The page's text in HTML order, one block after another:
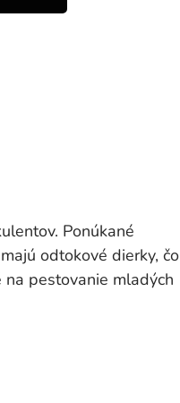
Ponúkané
odtokové dierky, čo
pestovanie mladých